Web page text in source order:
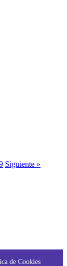
Siguiente »
de Cookies